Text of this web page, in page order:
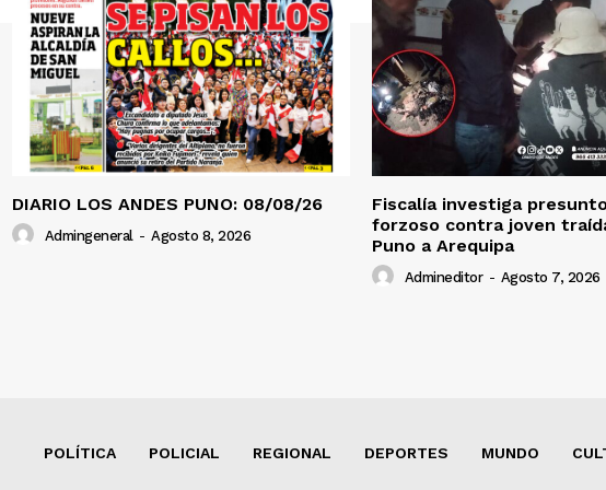
DIARIO LOS ANDES PUNO: 08/08/26
Admingeneral - Agosto 8, 2026
Fiscalía investiga
forzoso contra joven
Puno a Arequipa
Admineditor - Agosto 7, 2026
POLÍTICA POLICIAL REGIONAL DEPORTES MUNDO